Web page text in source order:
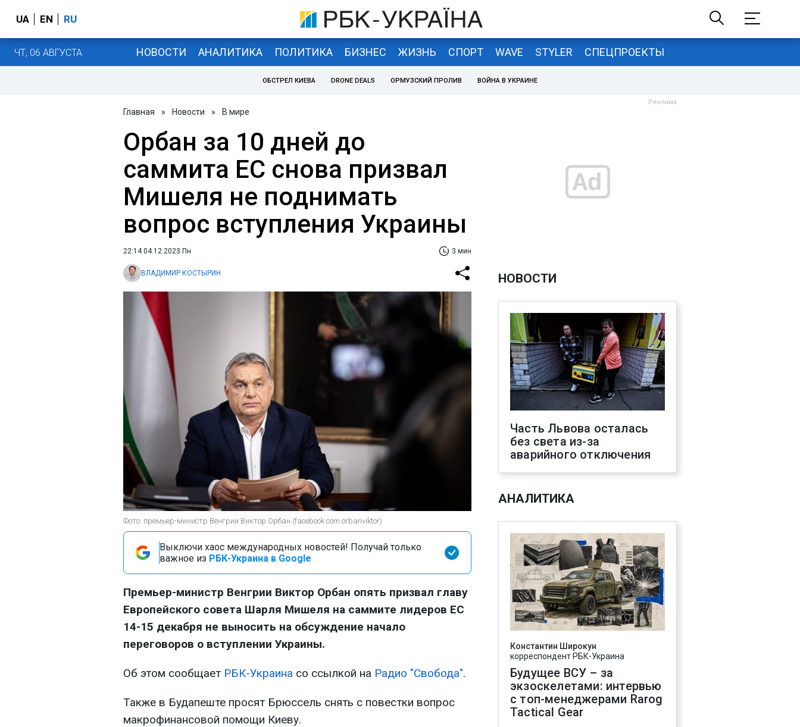
UA EN RU
ЧТ, 06 АВГУСТА НОВОСТИ АНАЛИТИКА ПОЛИТИКА БИЗНЕС ЖИЗНЬ СПОРТ WAVE STYLER СПЕЦПРОЕКТЫ
ОБСТРЕЛ КИЕВА DRONE DEALS ОРМУЗСКИЙ ПРОЛИВ ВОЙНА В УКРАИНЕ
Главная » Новости » В мире
Орбан за 10 дней до
саммита ЕС снова призвал
Мишеля не поднимать
вопрос вступления Украины
22:14 04.12.2023 Пн 3 мин
ВЛАДИМИР КОСТЫРИН
Фото: премьер-министр Венгрии Виктор Орбан (facebook com orbanviktor)
Выключи хаос международных новостей! Получай только
важное из РБК-Украина в Google
Премьер-министр Венгрии Виктор Орбан опять призвал главу
Европейского совета Шарля Мишеля на саммите лидеров ЕС
14-15 декабря не выносить на обсуждение начало
переговоров о вступлении Украины.
Об этом сообщает РБК-Украина со ссылкой на Радио "Свобода".
Также в Будапеште просят Брюссель снять с повестки вопрос
макрофинансовой помощи Киеву.
НОВОСТИ
Часть Львова осталась
без света из-за
аварийного отключения
АНАЛИТИКА
Константин Широкун
корреспондент РБК-Украина
Будущее ВСУ – за
экзоскелетами: интервью
с топ-менеджерами Rarog
Tactical Gear